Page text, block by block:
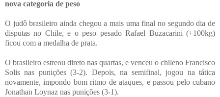
nova categoria de peso
O judô brasileiro ainda chegou a mais uma final no segundo dia de
disputas no Chile, e o peso pesado Rafael Buzacarini (+100kg)
ficou com a medalha de prata.
O brasileiro estreou direto nas quartas, e venceu o chileno Francisco
Solis nas punições (3-2). Depois, na semifinal, jogou na tática
novamente, impondo bom ritmo de ataques, e passou pelo cubano
Jonathan Loynaz nas punições (3-1).